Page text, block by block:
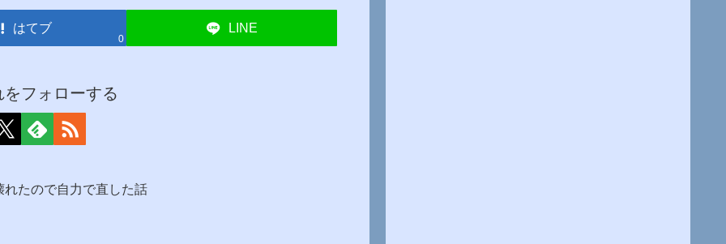
はてブ
0
LINE
フォローする
たので自力で直した話